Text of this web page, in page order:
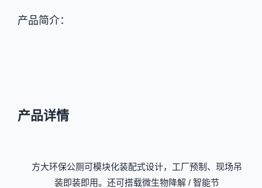
产品简介：
产品详情
方大环保公厕可模块化装配式设计，工厂预制、现场吊
装即装即用。还可搭载微生物降解 / 智能节